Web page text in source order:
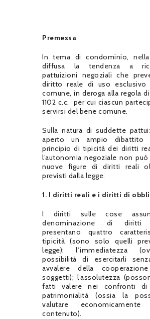
Premessa
In tema di condominio,
diffusa la tendenza a
pattuizioni negoziali che
diritto reale di uso esclusivo
comune, in deroga alla regola di
1102 c.c. per cui ciascun
servirsi del bene comune.
Sulla natura di suddette
aperto un ampio dibattito
principio di tipicità dei diritti
l’autonomia negoziale non
nuove figure di diritti reali
previsti dalla legge.
1. I diritti reali e i diritti di
I diritti sulle cose
denominazione di
presentano quattro
tipicità (sono solo quelli
legge); l’immediatezza
possibilità di esercitarli
avvalere della
soggetti); l’assolutezza
fatti valere nei confronti
patrimonialità (ossia la
valutare
contenuto).